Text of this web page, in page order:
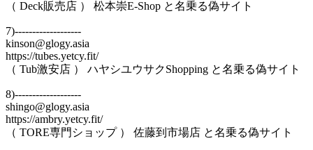
（ Deck販売店 ） 松本崇E-Shop と名乗る偽サイト
7)-------------------
kinson@glogy.asia
https://tubes.yetcy.fit/
（ Tub激安店 ） ハヤシユウサクShopping と名乗る偽サイト
8)-------------------
shingo@glogy.asia
https://ambry.yetcy.fit/
（ TORE専門ショップ ） 佐藤到市場店 と名乗る偽サイト